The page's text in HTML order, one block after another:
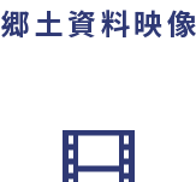
郷土資料映像